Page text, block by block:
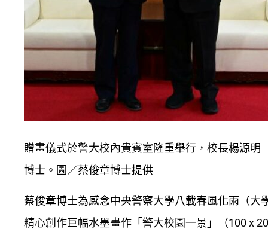
贈畫儀式於警大校內貴賓室隆重舉行，校長楊源
博士。圖／蔡俊章博士提供
蔡俊章博士為感念中央警察大學八載春風化雨（
精心創作巨幅水墨畫作「警大校園一景」（100 x